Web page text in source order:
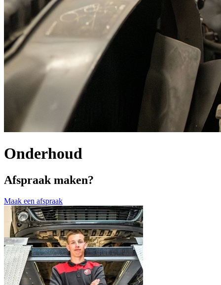
Onderhoud
Afspraak maken?
Maak een afspraak